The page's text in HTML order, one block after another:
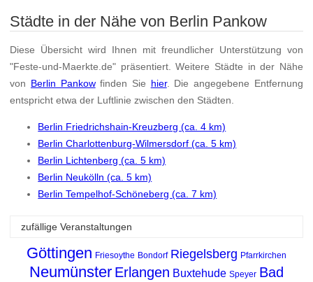
Städte in der Nähe von Berlin Pankow
Diese Übersicht wird Ihnen mit freundlicher Unterstützung von
"Feste-und-Maerkte.de" präsentiert. Weitere Städte in der Nähe
von Berlin Pankowfinden Sie hier. Die angegebene Entfernung
entspricht etwa der Luftlinie zwischen den Städten.
Berlin Friedrichshain-Kreuzberg (ca. 4 km)
Berlin Charlottenburg-Wilmersdorf (ca. 5 km)
Berlin Lichtenberg (ca. 5 km)
Berlin Neukölln (ca. 5 km)
Berlin Tempelhof-Schöneberg (ca. 7 km)
zufällige Veranstaltungen
Göttingen Friesoythe Bondorf Riegelsberg Pfarrkirchen
Neumünster Erlangen Buxtehude Speyer Bad